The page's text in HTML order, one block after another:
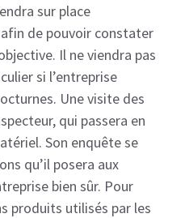
sur place
de pouvoir constater
Il ne viendra pas
si l’entreprise
Une visite des
qui passera en
Son enquête se
qu’il posera aux
bien sûr. Pour
produits utilisés par les